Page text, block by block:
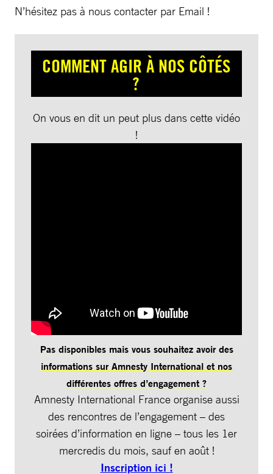
N’hésitez pas à nous contacter par Email !
COMMENT AGIR À NOS CÔTÉS
?
On vous en dit un peut plus dans cette vidéo
!
Pas disponibles mais vous souhaitez avoir des
informations sur Amnesty International et nos
différentes offres d’engagement ?
Amnesty International France organise aussi
des rencontres de l’engagement – des
soirées d’information en ligne – tous les 1er
mercredis du mois, sauf en août !
Inscription ici !